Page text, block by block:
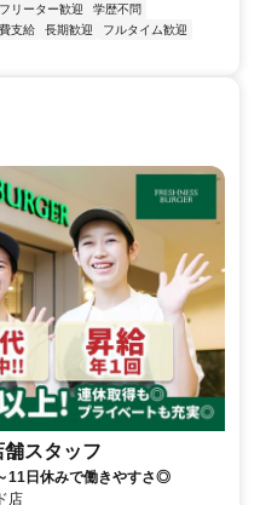
フリーター歓迎
学歴不問
支給 長期歓迎
フルタイム歓迎
スタッフ
11日休みで働きやすさ◎
店